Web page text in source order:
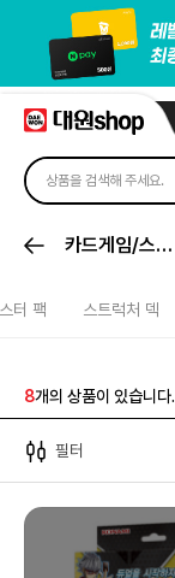
카드게임/스포
터 팩 스트럭처 덱
8개의 상품이 있습니다.
필터